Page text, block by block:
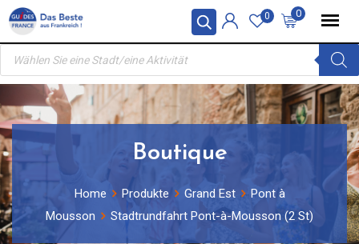
Skip
content
0
0
Products
search
Boutique
Home Produkte Grand Est
Pont à
Mousson
Stadtrundfahrt Pont-à-Mousson (2 St)